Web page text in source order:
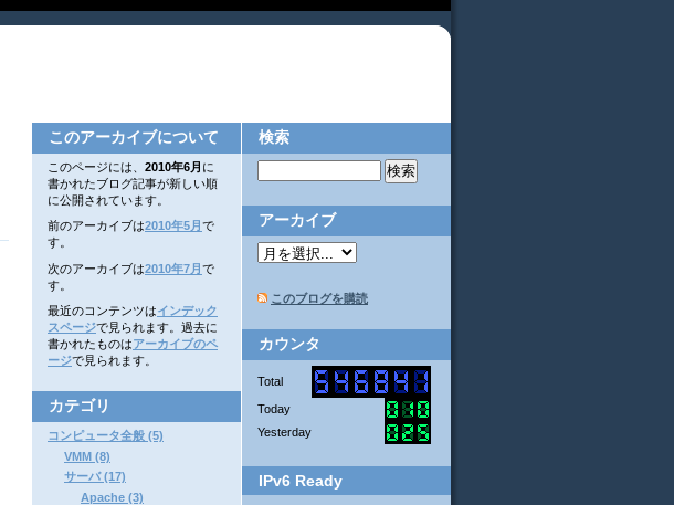
検索
アーカイブ
このブログを購読
カウンタ
Total
Today
Yesterday
IPv6 Ready
このアーカイブについて
このページには、 2010年6月 に
書かれたブログ記事が新しい順
に公開されています。
前のアーカイブは2010年5月 で
す。
次のアーカイブは2010年7月 で
す。
最近のコンテンツはインデック
スページで見られます。過去に
書かれたものはアーカイブのペ
ージで見られます。
カテゴリ
コンピュータ全般 (5)
VMM (8)
サーバ (17)
Apache (3)